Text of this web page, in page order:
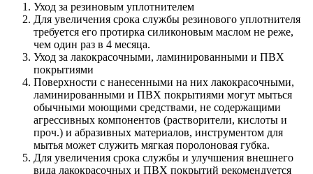
Уход за резиновым уплотнителем
Для увеличения срока службы резинового уплотнителя
требуется его протирка силиконовым маслом не реже,
чем один раз в 4 месяца.
Уход за лакокрасочными, ламинированными и ПВХ
покрытиями
Поверхности с нанесенными на них лакокрасочными,
ламинированными и ПВХ покрытиями могут мыться
обычными моющими средствами, не содержащими
агрессивных компонентов (растворители, кислоты и
проч.) и абразивных материалов, инструментом для
мытья может служить мягкая поролоновая губка.
Для увеличения срока службы и улучшения внешнего
вида лакокрасочных и ПВХ покрытий рекомендуется